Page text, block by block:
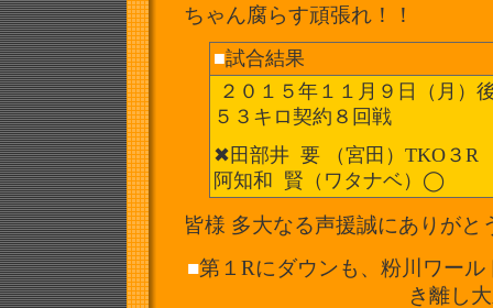
ちゃん腐らす頑張れ！！
■試合結果
２０１５年１１月９日（月）
５３キロ契約８回戦
✖︎田部井 要 （宮田）TKO３R
阿知和 賢（ワタナベ）◯
皆様 多大なる声援誠にありがと
■第１Rにダウンも、粉川ワー
き離し